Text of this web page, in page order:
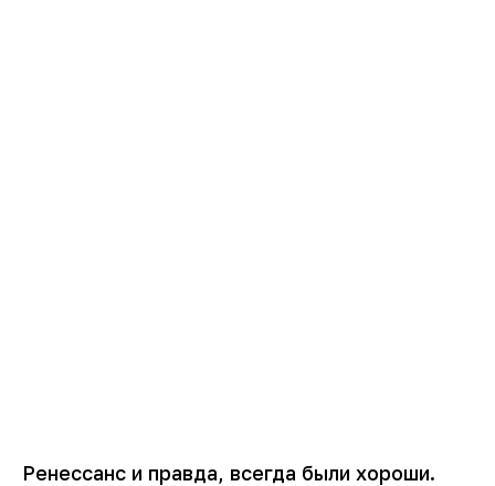
Ренессанс и правда, всегда были хороши.